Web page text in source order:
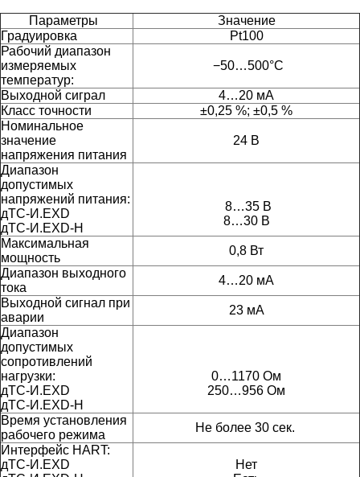
Параметры
Значение
Градуировка
Pt100
Рабочий диапазон
измеряемых
температур:
−50…500°C
Выходной сиграл
4…20 мА
Класс точности
±0,25 %; ±0,5 %
Номинальное
значение
напряжения питания
24 В
Диапазон
допустимых
напряжений питания:
дТС-И.EXD
дТС-И.EXD-H
8…35 В
8…30 В
Максимальная
мощность
0,8 Вт
Диапазон выходного
тока
4…20 мА
Выходной сигнал при
аварии
23 мА
Диапазон
допустимых
сопротивлений
нагрузки:
дТС-И.EXD
дТС-И.EXD-H
0…1170 Ом
250…956 Ом
Время установления
рабочего режима
Не более 30 сек.
Интерфейс HART:
дТС-И.EXD
Нет